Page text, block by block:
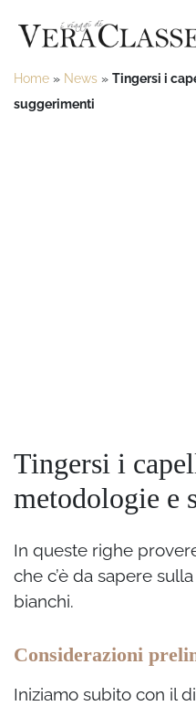
Home » News » Tingersi i
suggerimenti
Tingersi i
metodologie e
In queste righe
che c’è da sapere
bianchi.
Considerazioni
Iniziamo subito con il